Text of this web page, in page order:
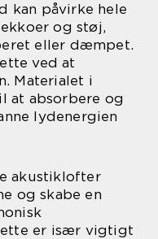
kan påvirke hele
og støj,
eller dæmpet.
ved at
Materialet i
at absorbere og
lydenergien
akustiklofter
og skabe en
er især vigtigt